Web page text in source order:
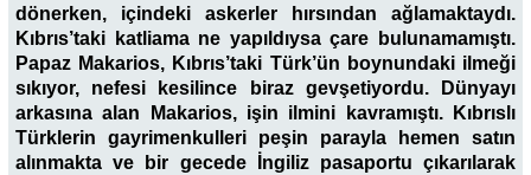
dönerken, içindeki askerler hırsından ağlamaktaydı.
Kıbrıs’taki katliama ne yapıldıysa çare bulunamamıştı.
Papaz Makarios, Kıbrıs’taki Türk’ün boynundaki ilmeği
sıkıyor, nefesi kesilince biraz gevşetiyordu. Dünyayı
arkasına alan Makarios, işin ilmini kavramıştı. Kıbrıslı
Türklerin gayrimenkulleri peşin parayla hemen satın
alınmakta ve bir gecede İngiliz pasaportu çıkarılarak